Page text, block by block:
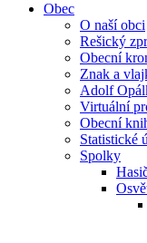
Obec
O naší obci
Rešický
Obecní
Znak a
Adolf
Virtuální
Obecní
Statistické
Spolky